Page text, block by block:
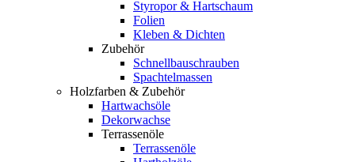
Styropor & Hartschaum
Folien
Kleben & Dichten
Zubehör
Schnellbauschrauben
Spachtelmassen
Holzfarben & Zubehör
Hartwachsöle
Dekorwachse
Terrassenöle
Terrassenöle